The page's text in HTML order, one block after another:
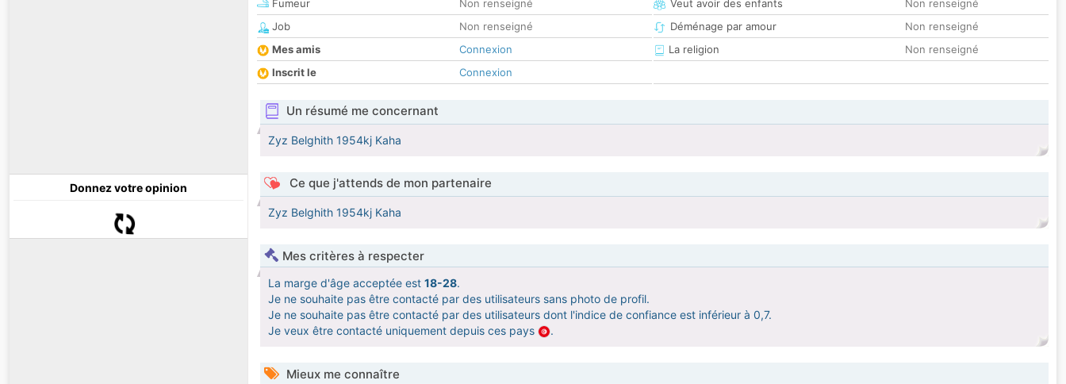
Donnez votre opinion
Fumeur
Non renseigné
Job
Non renseigné
Mes amis
Connexion
Inscrit le
Connexion
Veut avoir des enfants
Non renseigné
Déménage par amour
Non renseigné
La religion
Non renseigné
Un résumé me concernant
Zyz Belghith 1954kj Kaha
Ce que j'attends de mon partenaire
Zyz Belghith 1954kj Kaha
Mes critères à respecter
La marge d'âge acceptée est 18-28.
Je ne souhaite pas être contacté par des utilisateurs sans photo de profil.
Je ne souhaite pas être contacté par des utilisateurs dont l'indice de confiance est inférieur à 0,7.
Je veux être contacté uniquement depuis ces pays
.
Mieux me connaître